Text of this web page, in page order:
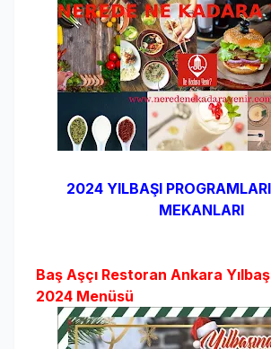
2024 YILBAŞI
MEKANLARI
Baş Aşçı Restoran Ankara
2024 Menüsü